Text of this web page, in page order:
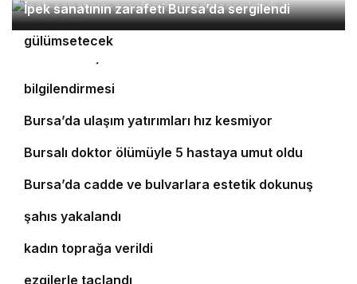
İpek sanatının zarafeti Bursa’da sergilendi
Orhaneli’nin turizm potansiyeli Bursa’yı
gülümsetecek
3
4
Bursa’da öğrencilere polislik tanıtımı ve güvenlik
bilgilendirmesi
5
Bursa’da ulaşım yatırımları hız kesmiyor
6
Bursalı doktor ölümüyle 5 hastaya umut oldu
7
Bursa’da cadde ve bulvarlara estetik dokunuş
Bursa’da 25 yıl kesinleşmiş hapis cezası bulunan
şahıs yakalandı
Bursa’daki silahlı saldırıda ölen güzellik uzmanı
kadın toprağa verildi
‘Osmangazi Ramazan Sokağı’ huzur veren
ezgilerle taçlandı